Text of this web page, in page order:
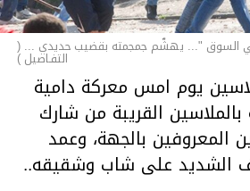
السوق "... يهشّم جمجمته بقضيب حديدي ... (
التفـاصيل )
يوم امس معركة دامية
القريبة من شارك
المعروفين بالجهة، وعمد
الشديد على شاب وشقيقه..